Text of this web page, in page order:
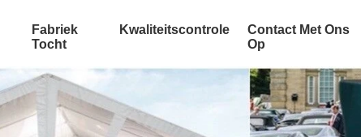
Fabriek
Tocht
Kwaliteitscontrole
Contact Met Ons
Op